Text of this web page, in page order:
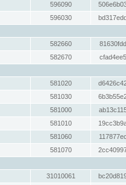
596090
596030
582660
582670
581020
581030
581000
581010
581060
581070
31010061